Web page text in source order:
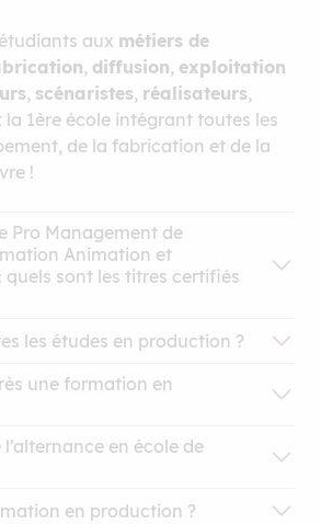
aux métiers de
, diffusion, exploitation
, scénaristes, réalisateurs,
la 1ère école intégrant toutes les
de la fabrication et de la
!
Pro Management de
Animation et
sont les titres certifiés
Chargé de Production dans les
de production
les études en production ?
une formation en
en école de
en production ?